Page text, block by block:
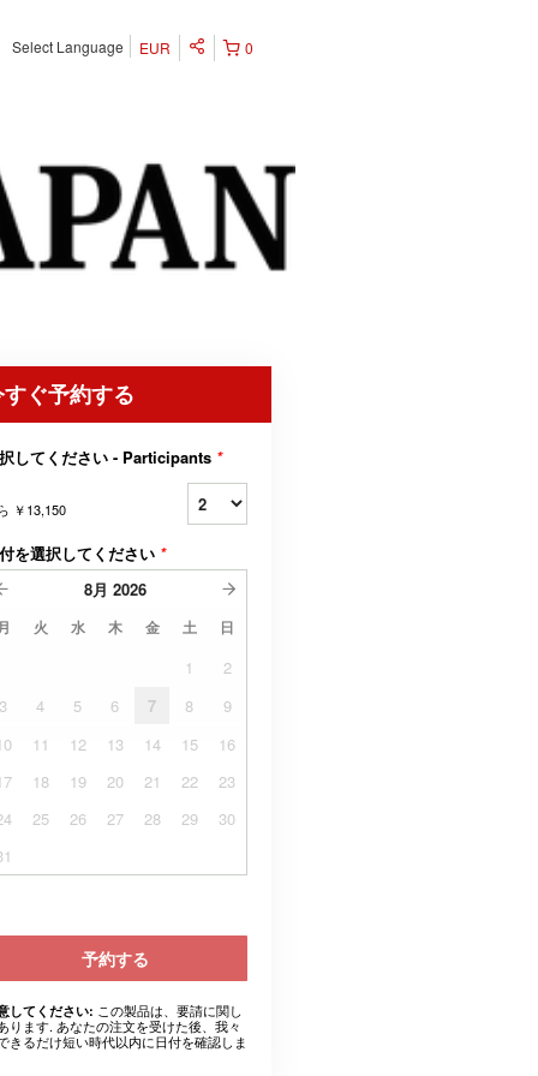
0
EUR
Select Language
ぐ予約する
してください - Participants *
￥13,150
を選択してください *
8月 2026
月 火 水 木 金 土 日
1
2
3
4 5 6 7 8
9
11 12 13 14 15
16
18 19 20 21 22
23
25 26 27 28 29
30
予約する
してください: この製品は、要請に関し
ります. あなたの注文を受けた後、我々
きるだけ短い時代以内に日付を確認しま